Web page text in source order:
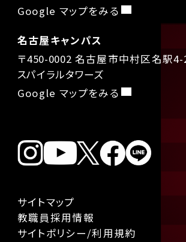
Google マップをみる
名古屋キャンパス
〒450-0002 名古屋市中村区名駅
スパイラルタワーズ
Google マップをみる
サイトマップ
教職員採用情報
サイトポリシー/利用規約